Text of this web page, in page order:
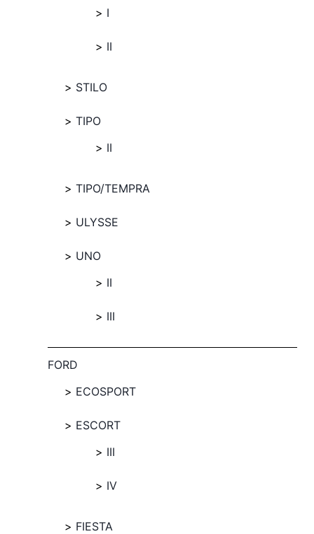
I
II
STILO
TIPO
II
TIPO/TEMPRA
ULYSSE
UNO
II
III
FORD
ECOSPORT
ESCORT
III
IV
FIESTA